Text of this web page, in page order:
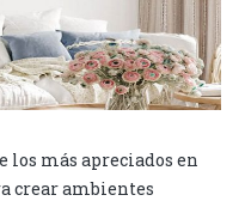
los más apreciados en
crear ambientes